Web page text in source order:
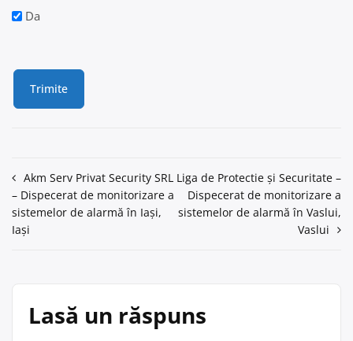
Da
Navigare
în
articole
Akm Serv Privat Security SRL
– Dispecerat de monitorizare a
sistemelor de alarmă în Iaşi,
Iași
Liga de Protectie şi Securitate –
Dispecerat de monitorizare a
sistemelor de alarmă în Vaslui,
Vaslui
Lasă un răspuns